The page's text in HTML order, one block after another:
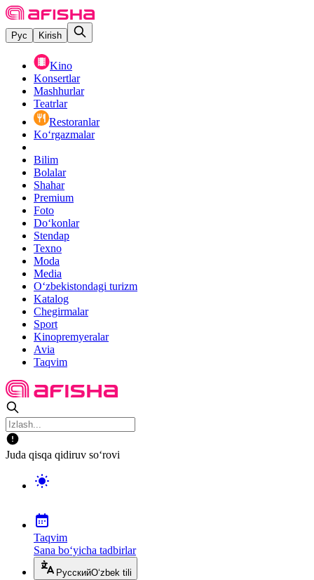
Рус Kirish
Kino
Konsertlar
Mashhurlar
Teatrlar
Restoranlar
Ko‘rgazmalar
Bilim
Bolalar
Shahar
Premium
Foto
Do‘konlar
Stendap
Texno
Moda
Media
O‘zbekistondagi turizm
Katalog
Chegirmalar
Sport
Kinopremyeralar
Avia
Taqvim
Juda qisqa qidiruv so‘rovi
Taqvim
Sana bo‘yicha tadbirlar
РусскийO‘zbek tili